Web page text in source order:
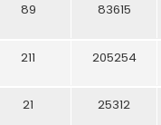
89 83615
211 205254
21 25312